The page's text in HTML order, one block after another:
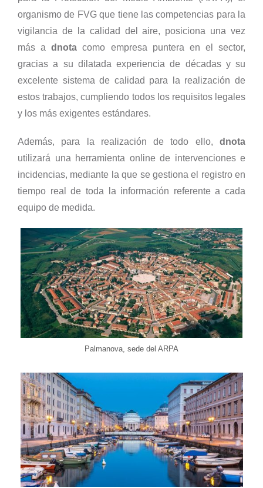
organismo de FVG que tiene las competencias para la
vigilancia de la calidad del aire, posiciona una vez
más adnota como empresa puntera en el sector,
gracias a su dilatada experiencia de décadas y su
excelente sistema de calidad para la realización de
estos trabajos, cumpliendo todos los requisitos legales
y los más exigentes estándares.
Además, para la realización de todo ello, dnota
utilizará una herramienta online de intervenciones e
incidencias, mediante la que se gestiona el registro en
tiempo real de toda la información referente a cada
equipo de medida.
Palmanova, sede del ARPA